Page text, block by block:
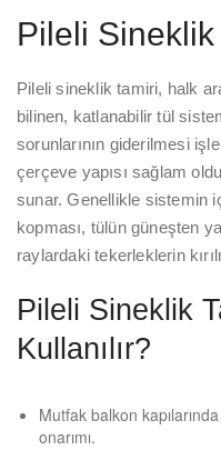
Pileli
Pileli sineklik tamiri, halk
bilinen, katlanabilir tül
sorunlarının giderilmesi
çerçeve yapısı sağlam
sunar. Genellikle sistemin
kopması, tülün güneşten
raylardaki tekerleklerin
Pileli Sineklik
Kullanılır?
Mutfak balkon
onarımı.